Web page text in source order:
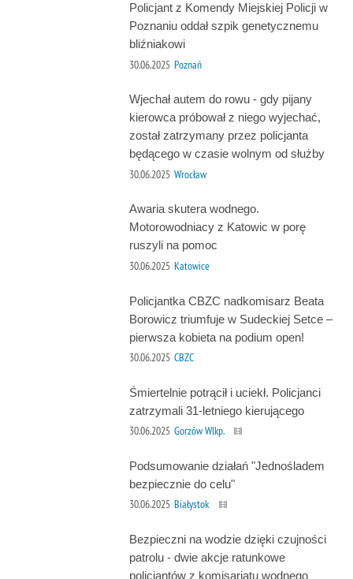
Policjant z Komendy Miejskiej Policji w
Poznaniu oddał szpik genetycznemu
bliźniakowi
30.06.2025 Poznań
Wjechał autem do rowu - gdy pijany
kierowca próbował z niego wyjechać,
został zatrzymany przez policjanta
będącego w czasie wolnym od służby
30.06.2025 Wrocław
Awaria skutera wodnego.
Motorowodniacy z Katowic w porę
ruszyli na pomoc
30.06.2025 Katowice
Policjantka CBZC nadkomisarz Beata
Borowicz triumfuje w Sudeckiej Setce –
pierwsza kobieta na podium open!
30.06.2025 CBZC
Śmiertelnie potrącił i uciekł. Policjanci
zatrzymali 31-letniego kierującego
30.06.2025 Gorzów Wlkp.
Podsumowanie działań "Jednośladem
bezpiecznie do celu"
30.06.2025 Białystok
Bezpieczni na wodzie dzięki czujności
patrolu - dwie akcje ratunkowe
policjantów z komisariatu wodnego